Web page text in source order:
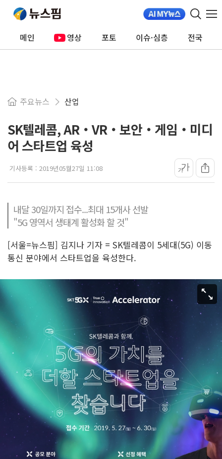
메인 영상 포토 이슈·심층 전국
주요뉴스 산업
SK텔레콤, AR‧VR‧보안‧게임‧미디
어 스타트업 육성
기사등록 : 2019년05월27일 11:08 가가
내달 30일까지 접수...최대 15개사 선발
"5G 영역서 생태계 활성화 할 것"
[서울=뉴스핌] 김지나 기자 = SK텔레콤이 5세대(5G) 이동
통신 분야에서 스타트업을 육성한다.